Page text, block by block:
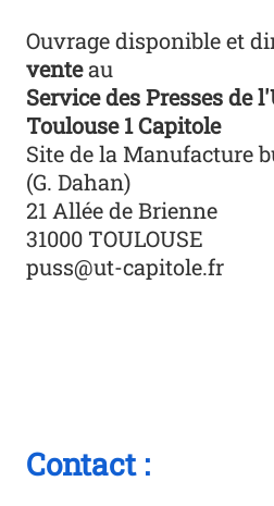
Ouvrage disponible et
venteau
Service des Presses de
Toulouse 1 Capitole
Site de la Manufacture
(G. Dahan)
21 Allée de Brienne
31000 TOULOUSE
puss@ut-capitole.fr
Contact :